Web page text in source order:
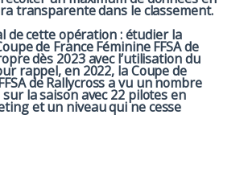
transparente dans le classement.
de cette opération : étudier la
de France Féminine FFSA de
dès 2023 avec l’utilisation du
rappel, en 2022, la Coupe de
de Rallycross a vu un nombre
sur la saison avec 22 pilotes en
et un niveau qui ne cesse